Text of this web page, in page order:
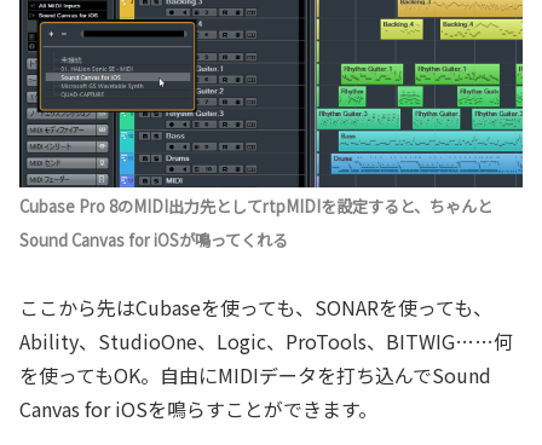
Cubase Pro 8のMIDI出力先としてrtpMIDIを設定すると、ちゃんと
Sound Canvas for iOSが鳴ってくれる
ここから先はCubaseを使っても、SONARを使っても、
Ability、StudioOne、Logic、ProTools、BITWIG……何
を使ってもOK。自由にMIDIデータを打ち込んでSound
Canvas for iOSを鳴らすことができます。